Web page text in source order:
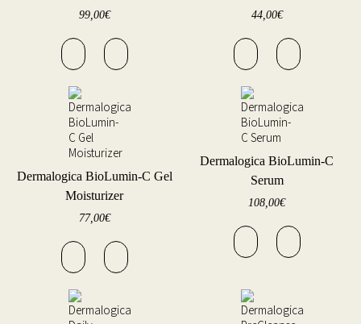
99,00€ 44,00€
Dermalogica BioLumin-C Gel
Moisturizer
77,00€
Dermalogica BioLumin-C
Serum
108,00€